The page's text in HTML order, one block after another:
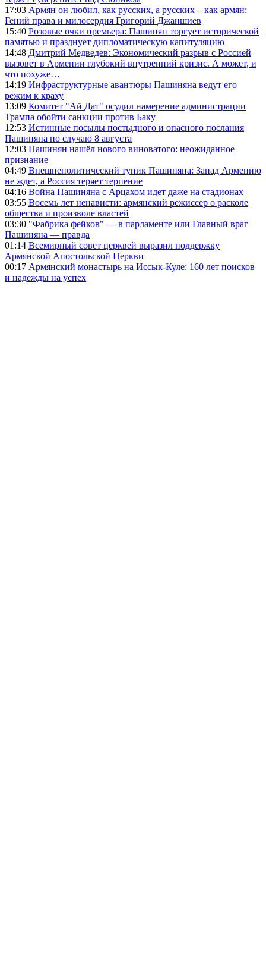
17:03 Армян он любил, как русских, а русских – как армян:
Гений права и милосердия Григорий Джаншиев
15:40 Розовые очки премьера: Пашинян торгует исторической
памятью и празднует дипломатическую капитуляцию
14:48 Дмитрий Медведев: Экономический разрыв с Россией
вызовет в Армении глубокий внутренний кризис. А может, и
что похуже…
14:19 Инфраструктурные авантюры Пашиняна ведут его
режим к краху
13:09 Комитет "Ай Дат" осудил намерение администрации
Трампа обойти санкции против Баку
12:53 Истинные посылы постыдного и опасного послания
Пашиняна по случаю 8 августа
12:03 Пашинян нашёл нового виноватого: неожиданное
признание
04:49 Внешнеполитический тупик Пашиняна: Запад Армению
не ждет, а Россия теряет терпение
04:16 Война Пашиняна с Арцахом идет даже на стадионах
03:55 Восемь лет ненависти: армянский режиссер о расколе
общества и произволе властей
03:30 "Фабрика фейков" — в парламенте или Главный враг
Пашиняна — правда
01:14 Всемирный совет церквей выразил поддержку
Армянской Апостольской Церкви
00:17 Армянский монастырь на Иссык-Куле: 160 лет поисков
и надежды на успех